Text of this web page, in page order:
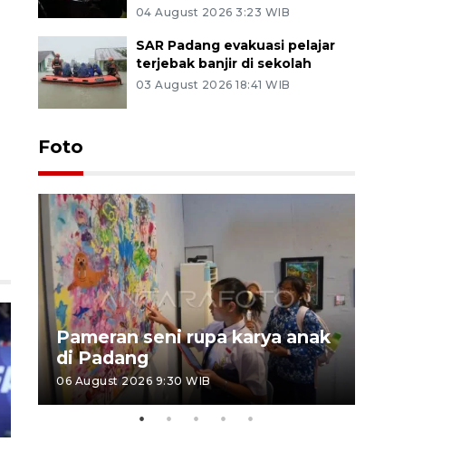
04 August 2026 3:23 WIB
SAR Padang evakuasi pelajar
terjebak banjir di sekolah
03 August 2026 18:41 WIB
Foto
Pameran seni rupa karya anak
di Padang
06 August 2026 9:30 WIB